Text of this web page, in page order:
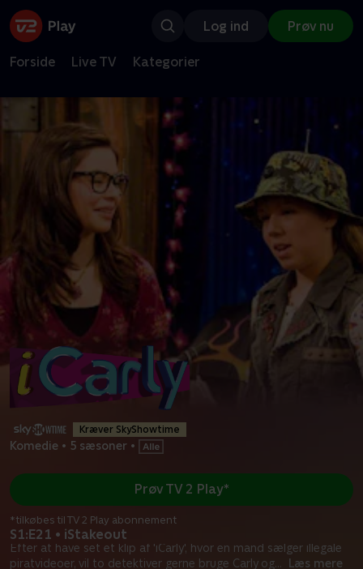
Log ind Prøv nu
Forside Live TV Kategorier
Kræver SkyShowtime
Komedie • 5 sæsoner •
S1:E21 • iStakeout
Efter at have set et klip af 'iCarly', hvor en mand sælger illegale
piratvideoer, vil to detektiver gerne bruge Carly og... Læs mere
Prøv TV 2 Play*
*tilkøbes til TV 2 Play abonnement